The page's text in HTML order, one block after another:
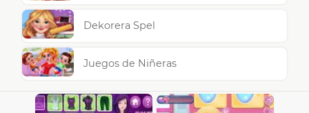
Dekorera Spel
Juegos de Niñeras